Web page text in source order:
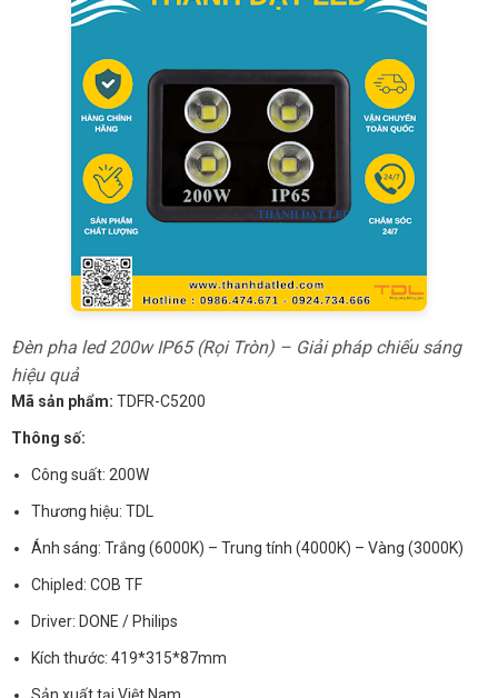
Đèn pha led 200w IP65 (Rọi Tròn) – Giải pháp chiếu sáng
hiệu quả
Mã sản phẩm: TDFR-C5200
Thông số:
Công suất: 200W
Thương hiệu: TDL
Ánh sáng: Trắng (6000K) – Trung tính (4000K) – Vàng (3000K)
Chipled: COB TF
Driver: DONE / Philips
Kích thước: 419*315*87mm